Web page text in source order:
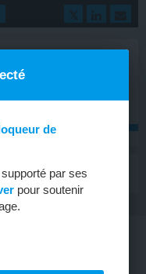
de
par ses
pour soutenir